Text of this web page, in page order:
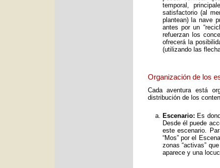
temporal,
satisfactorio (al
plantean) la nave
antes por un
refuerzan los
ofrecerá la
(utilizando las
Organización de los
Cada aventura está
distribución de los
Escenario: Es
Desde él puede
este escenario.
“Mos” por el
zonas “activas”
aparece y una